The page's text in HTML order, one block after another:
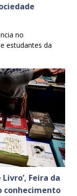
no
estudantes da
Feira da
conhecimento